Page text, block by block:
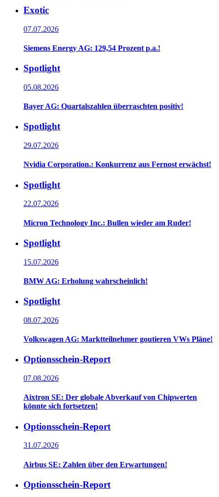
Exotic
07.07.2026
Siemens Energy AG: 129,54 Prozent p.a.!
Spotlight
05.08.2026
Bayer AG: Quartalszahlen überraschten positiv!
Spotlight
29.07.2026
Nvidia Corporation.: Konkurrenz aus Fernost erwächst!
Spotlight
22.07.2026
Micron Technology Inc.: Bullen wieder am Ruder!
Spotlight
15.07.2026
BMW AG: Erholung wahrscheinlich!
Spotlight
08.07.2026
Volkswagen AG: Marktteilnehmer goutieren VWs Pläne!
Optionsschein-Report
07.08.2026
Aixtron SE: Der globale Abverkauf von Chipwerten
könnte sich fortsetzen!
Optionsschein-Report
31.07.2026
Airbus SE: Zahlen über den Erwartungen!
Optionsschein-Report